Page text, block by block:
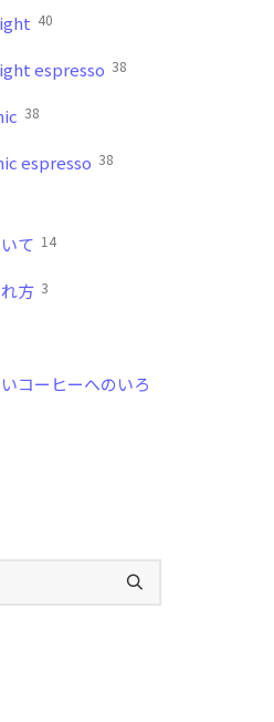
40
espresso 38
38
espresso 38
て 14
方 3
コーヒーへのいろ